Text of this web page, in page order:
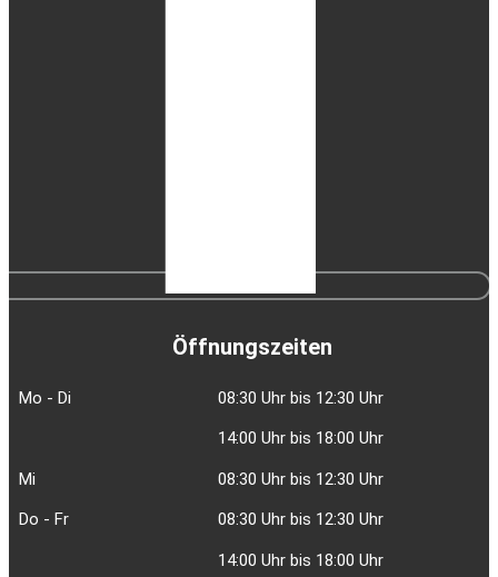
Öffnungszeiten
Mo - Di 08:30 Uhr bis 12:30 Uhr
14:00 Uhr bis 18:00 Uhr
Mi 08:30 Uhr bis 12:30 Uhr
Do - Fr 08:30 Uhr bis 12:30 Uhr
14:00 Uhr bis 18:00 Uhr